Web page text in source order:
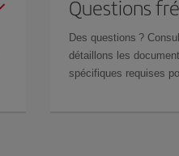
Questions
Des questions ?
détaillons les
spécifiques requises